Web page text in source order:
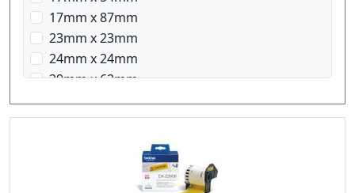
17mm x 87mm
23mm x 23mm
24mm x 24mm
29mm x 62mm
29mm x 90mm
38mm x 90mm
62mm x 100mm